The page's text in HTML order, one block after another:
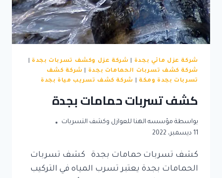
شركة عزل مائي بجدة شركة عزل وكشف تسربات بجدة
شركة كشف تسربات الحمامات بجدة
شركة كشف
تسربات بجدة ومكة
شركة كشف تسريب مياة بجدة
كشف تسربات حمامات بجدة
بواسطة مؤسسه الهنا للعوازل وكشف التسربات
11 ديسمبر، 2022
كشف تسربات حمامات بجدة كشف تسربات
الحمامات بجدة يعتبر تسرب المياه في التركيب